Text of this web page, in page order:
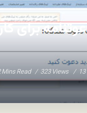
برای
Mins Read 323 Views